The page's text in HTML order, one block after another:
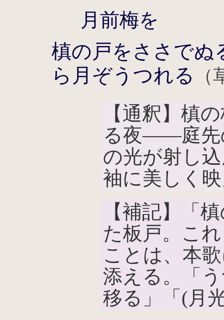
月前梅を
槙の戸をささでぬ
ら月ぞうつれる
【通釈】槙
る夜――庭先
の光が射し
袖に美しく
【補記】「
た板戸。こ
ことは、本
添える。「
移る」「(月